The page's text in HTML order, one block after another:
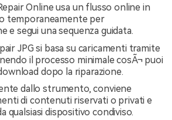
Online usa un flusso online in
temporaneamente per
e segui una sequenza guidata.
JPG si basa su caricamenti tramite
il processo minimale cosÃ¬ puoi
dopo la riparazione.
dallo strumento, conviene
di contenuti riservati o privati e
qualsiasi dispositivo condiviso.